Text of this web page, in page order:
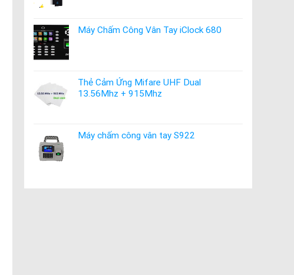
Máy Chấm Công Vân Tay iClock 680
Thẻ Cảm Ứng Mifare UHF Dual
13.56Mhz + 915Mhz
Máy chấm công vân tay S922